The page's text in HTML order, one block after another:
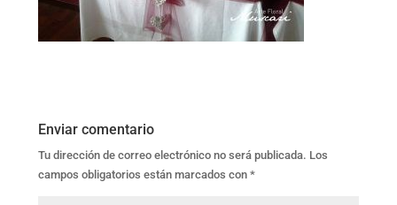
Enviar comentario
Tu dirección de correo electrónico no será publicada. Los
campos obligatorios están marcados con *